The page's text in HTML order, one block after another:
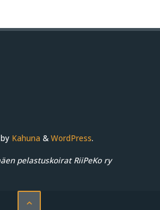
Kahuna & WordPress.
pelastuskoirat RiiPeKo ry